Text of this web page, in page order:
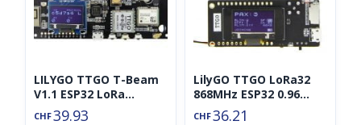
LILYGO TTGO T-Beam
V1.1 ESP32 LoRa
868Mhz GPS 18650
CHF39.93
LilyGO TTGO LoRa32
868MHz ESP32 0.96
OLED V2.1_1.6
CHF36.21